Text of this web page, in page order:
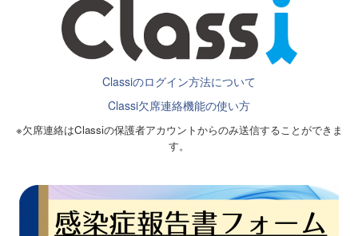
Classiのログイン方法について
Classi欠席連絡機能の使い方
※欠席連絡はClassiの保護者アカウントからのみ送信することができま
す。